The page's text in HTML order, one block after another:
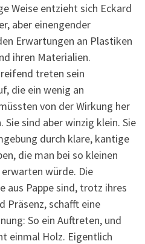
Weise entzieht sich Eckard
aber einengender
Erwartungen an Plastiken
ihren Materialien.
treten sein
die ein wenig an
von der Wirkung her
sind aber winzig klein. Sie
durch klare, kantige
die man bei so kleinen
würde. Die
aus Pappe sind, trotz ihres
Präsenz, schafft eine
So ein Auftreten, und
einmal Holz. Eigentlich